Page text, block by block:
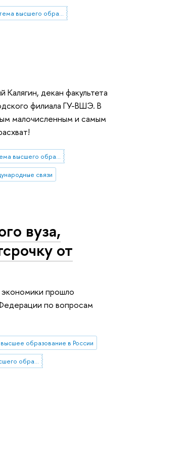
двухуровневая система высшего образования
декан факультета
филиала ГУ-ВШЭ. В
малочисленным и самым
двухуровневая система высшего образования
связи
вуза,
от
прошло
по вопросам
высшее образование в России
двухуровневая система высшего образования